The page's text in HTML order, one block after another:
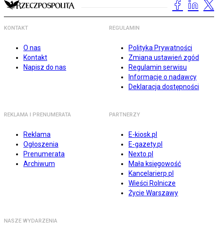
KONTAKT
O nas
Kontakt
Napisz do nas
REGULAMIN
Polityka Prywatności
Zmiana ustawień zgód
Regulamin serwisu
Informacje o nadawcy
Deklaracja dostępności
REKLAMA I PRENUMERATA
Reklama
Ogłoszenia
Prenumerata
Archiwum
PARTNERZY
E-kiosk.pl
E-gazety.pl
Nexto.pl
Mała księgowość
Kancelarierp.pl
Wieści Rolnicze
Życie Warszawy
NASZE WYDARZENIA